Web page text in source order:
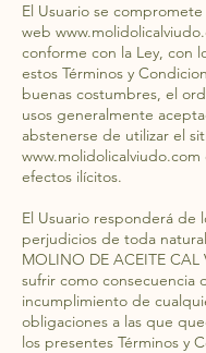
El Usuario se
web
conforme con la Ley, con
estos Términos y
buenas costumbres, el
usos generalmente
abstenerse de utilizar el
www.molidolicalviudo.com
efectos ilícitos.
El Usuario responderá de
perjudicios de toda
MOLINO DE ACEITE
sufrir como consecuencia
incumplimiento de
obligaciones a las que
los presentes Términos y